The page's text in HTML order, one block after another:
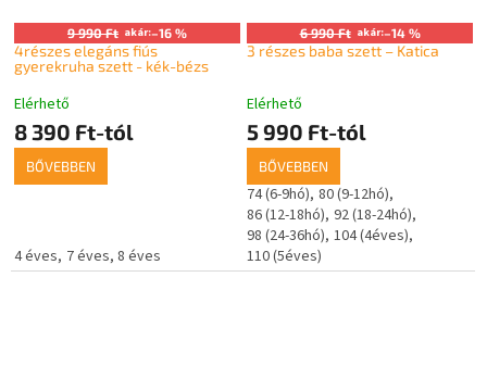
9 990 Ft akár:–16 %
4részes elegáns fiús
gyerekruha szett - kék-bézs
Elérhető
8 390 Ft-tól
BŐVEBBEN
4 éves 7 éves 8 éves
6 990 Ft akár:–14 %
3 részes baba szett – Katica
Elérhető
5 990 Ft-tól
BŐVEBBEN
74 (6-9hó) 80 (9-12hó)
86 (12-18hó) 92 (18-24hó)
98 (24-36hó) 104 (4éves)
110 (5éves)